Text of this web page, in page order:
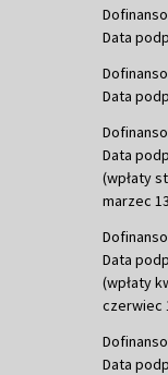
Data
Data
Data
(wpłaty
marzec
Data
(wpłaty
czerwiec
Data